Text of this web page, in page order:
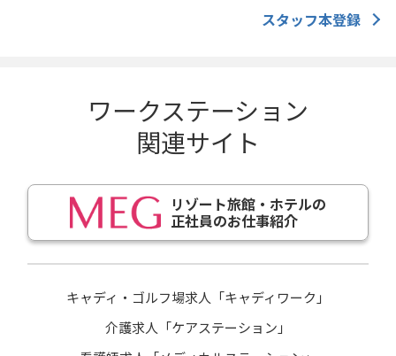
スタッフ本登録
ワークステーション
関連サイト
リゾート旅館・ホテルの
正社員のお仕事紹介
キャディ・ゴルフ場求人「キャディワーク」
介護求人「ケアステーション」